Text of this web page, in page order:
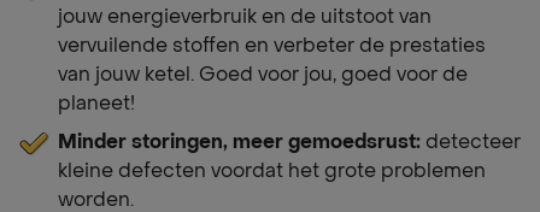
jouw energieverbruik en de uitstoot van
vervuilende stoffen en verbeter de prestaties
van jouw ketel. Goed voor jou, goed voor de
planeet!
Minder storingen, meer gemoedsrust: detecteer
kleine defecten voordat het grote problemen
worden.